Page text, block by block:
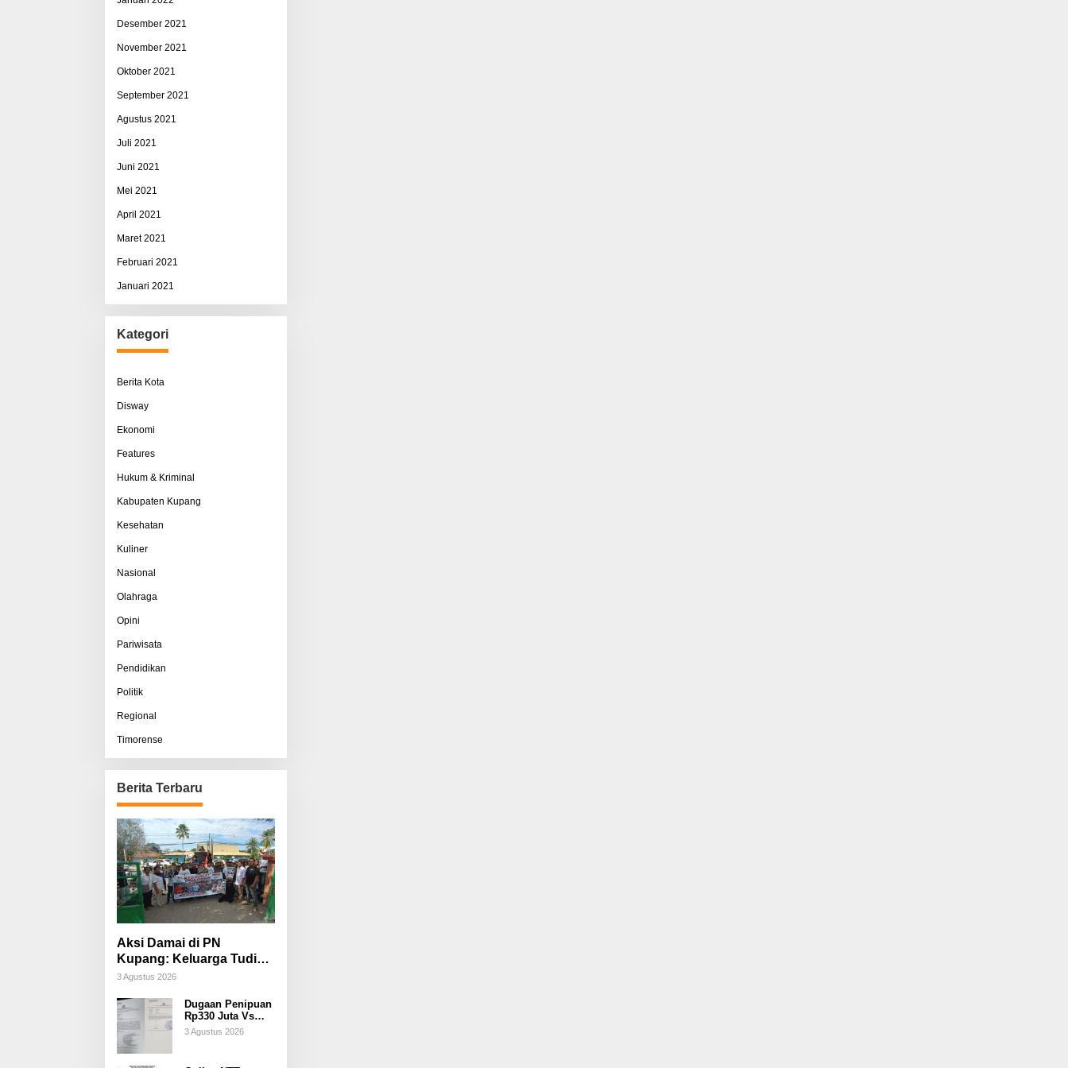
Desember 2021
November 2021
Oktober 2021
September 2021
Agustus 2021
Juli 2021
Juni 2021
Mei 2021
April 2021
Maret 2021
Februari 2021
Januari 2021
Kategori
Berita Kota
Disway
Ekonomi
Features
Hukum & Kriminal
Kabupaten Kupang
Kesehatan
Kuliner
Nasional
Olahraga
Opini
Pariwisata
Pendidikan
Politik
Regional
Timorense
Berita Terbaru
Aksi Damai di PN
Kupang: Keluarga Tuding
Proses Hukum Kasus
Rekayasa
3 Agustus 2026
Dugaan Penipuan
Rp330 Juta Vs
Pencemaran
Nama Baik, Dua
3 Agustus 2026